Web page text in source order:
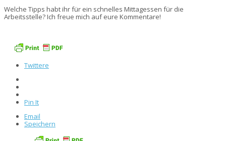
Welche Tipps habt ihr für ein schnelles Mittagessen für die
Arbeitsstelle? Ich freue mich auf eure Kommentare!
Twittere
Pin It
Email
Speichern